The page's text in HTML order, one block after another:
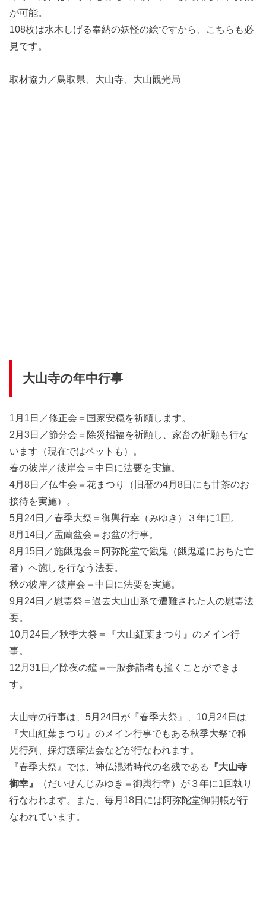
が可能。
108枚は水木しげる奉納の妖怪の絵ですから、こちらも必
見です。
取材協力／鳥取県、大山寺、大山観光局
大山寺の年中行事
1月1日／修正会＝国家安穏を祈願します。
2月3日／節分会＝除災招福を祈願し、家畜の祈願も行な
います（現在ではペットも）。
春の彼岸／彼岸会＝中日に法要を実施。
4月8日／仏生会＝花まつり（旧暦の4月8日にも甘茶のお
接待を実施）。
5月24日／春季大祭＝御輿行幸（みゆき）３年に1回。
8月14日／盂蘭盆会＝お盆の行事。
8月15日／施餓鬼会＝阿弥陀堂で餓鬼（餓鬼道におちた亡
者）へ施しを行なう法要。
秋の彼岸／彼岸会＝中日に法要を実施。
9月24日／慰霊祭＝過去大山山系で遭難された人の慰霊法
要。
10月24日／秋季大祭＝『大山紅葉まつり』のメイン行
事。
12月31日／除夜の鐘＝一般参詣者も撞くことができま
す。
大山寺の行事は、5月24日が『春季大祭』、10月24日は
『大山紅葉まつり』のメイン行事でもある秋季大祭で稚
児行列、採灯護摩法会などが行なわれます。
『春季大祭』では、神仏混淆時代の名残である
『大山寺
御幸』
（だいせんじみゆき＝御輿行幸）が３年に1回執り
行なわれます。また、毎月18日には阿弥陀堂御開帳が行
なわれています。